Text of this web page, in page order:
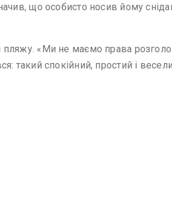
що особисто носив йому
«Ми не маємо права
такий спокійний, простий і